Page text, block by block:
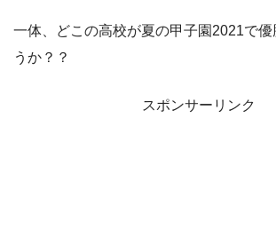
一体、どこの高校が夏の甲子園2021で優
うか？？
スポンサーリンク